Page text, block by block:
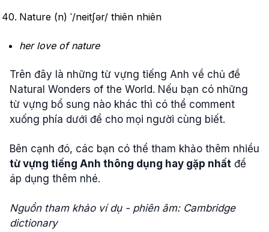
Nature (n) ˈ/neitʃər/ thiên nhiên
her loveof nature
Trên đây là những từ vựng tiếng Anh về chủ đề
Natural Wonders of the World. Nếu bạn có những
từ vựng bổ sung nào khác thì có thể comment
xuống phía dưới để cho mọi người cùng biết.
Bên cạnh đó, các bạn có thể tham khảo thêm nhiều
từ vựng tiếng Anh thông dụng hay gặp nhất để
áp dụng thêm nhé.
Nguồn tham khảo ví dụ - phiên âm: Cambridge
dictionary